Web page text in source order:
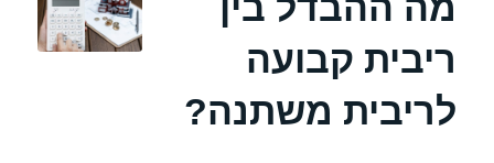
מה ההבדל בין
ריבית קבועה
לריבית משתנה?